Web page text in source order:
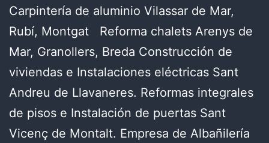
Carpintería de aluminio Vilassar de Mar,
Rubí, Montgat Reforma chalets Arenys de
Mar, Granollers, Breda Construcción de
viviendas e Instalaciones eléctricas Sant
Andreu de Llavaneres. Reformas integrales
de pisos e Instalación de puertas Sant
Vicenç de Montalt. Empresa de Albañilería